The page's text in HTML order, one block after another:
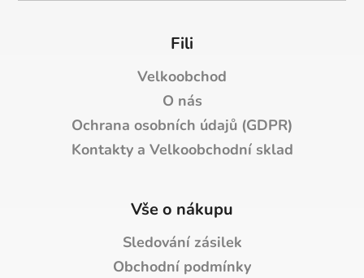
Fili
Velkoobchod
O nás
Ochrana osobních údajů (GDPR)
Kontakty a Velkoobchodní sklad
Vše o nákupu
Sledování zásilek
Obchodní podmínky